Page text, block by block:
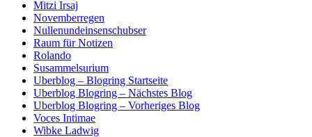
Mitzi Irsaj
Novemberregen
Nullenundeinsenschubser
Raum für Notizen
Rolando
Susammelsurium
Uberblog – Blogring Startseite
Uberblog Blogring – Nächstes Blog
Uberblog Blogring – Vorheriges Blog
Voces Intimae
Wibke Ladwig